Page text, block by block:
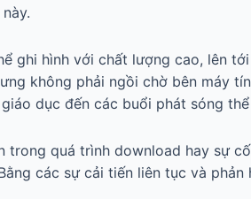
hình với chất lượng cao, lên
không phải ngồi chờ bên máy
dục đến các buổi phát sóng
quá trình download hay sự
các sự cải tiến liên tục và